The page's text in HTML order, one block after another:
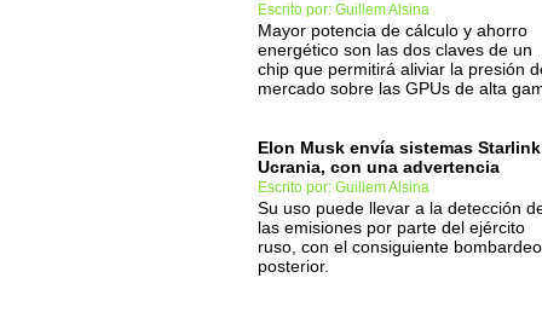
Escrito por: Guillem Alsina
Mayor potencia de cálculo y ahorro
energético son las dos claves de un
chip que permitirá aliviar la presión
mercado sobre las GPUs de alta
Elon Musk envía sistemas
Ucrania, con una advertencia
Escrito por: Guillem Alsina
Su uso puede llevar a la detección
las emisiones por parte del ejército
ruso, con el consiguiente bombardeo
posterior.